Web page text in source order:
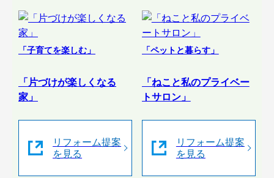
「子育てを楽しむ」
「片づけが楽しくなる
家」
リフォーム提案
を見る
「ペットと暮らす」
「ねこと私のプライベー
トサロン」
リフォーム提案
を見る